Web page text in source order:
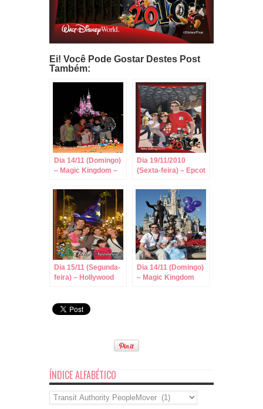
Ei! Você Pode Gostar Destes Post
Também:
Dia 14/11 (Domingo)
– Magic Kingdom –
Dia 19/11/2010
(Sexta-feira) – Epcot
Dia 15/11 (Segunda-
feira) – Hollywood
Dia 14/11 (Domingo)
– Magic Kingdom
ÍNDICE ALFABÉTICO
Índice
Alfabético